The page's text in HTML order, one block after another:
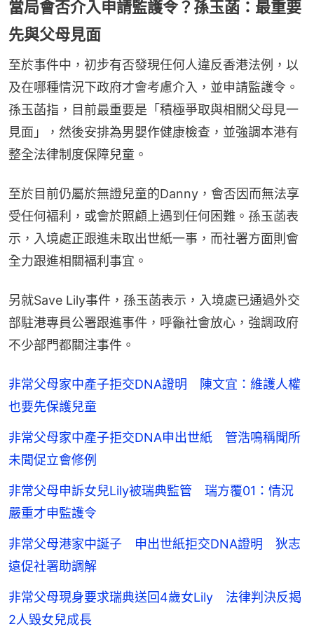
當局會否介入申請監護令？孫玉菡：最重要
先與父母見面
至於事件中，初步有否發現任何人違反香港法例，以
及在哪種情況下政府才會考慮介入，並申請監護令。
孫玉菡指，目前最重要是「積極爭取與相關父母見一
見面」，然後安排為男嬰作健康檢查，並強調本港有
整全法律制度保障兒童。
至於目前仍屬於無證兒童的Danny，會否因而無法享
受任何褔利，或會於照顧上遇到任何困難。孫玉菡表
示，入境處正跟進未取出世紙一事，而社署方面則會
全力跟進相關褔利事宜。
另就Save Lily事件，孫玉菡表示，入境處已通過外交
部駐港專員公署跟進事件，呼籲社會放心，強調政府
不少部門都關注事件。
非常父母家中產子拒交DNA證明 陳文宜：維護人權
也要先保護兒童
非常父母家中產子拒交DNA申出世紙 管浩鳴稱聞所
未聞促立會修例
非常父母申訴女兒Lily被瑞典監管 瑞方覆01：情況
嚴重才申監護令
非常父母港家中誕子 申出世紙拒交DNA證明 狄志
遠促社署助調解
非常父母現身要求瑞典送回4歲女Lily 法律判決反揭
2人毀女兒成長